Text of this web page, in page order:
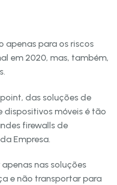
apenas para os riscos
em 2020, mas, também,
das soluções de
móveis é tão
firewalls de
Empresa.
nas soluções
e não transportar para